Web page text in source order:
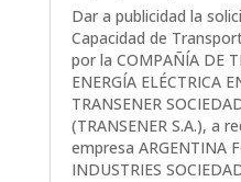
Dar a publicidad la
Capacidad de
por la COMPAÑÍA DE
ENERGÍA ELÉCTRICA
TRANSENER
(TRANSENER S.A.), a
empresa ARGENTINA
INDUSTRIES